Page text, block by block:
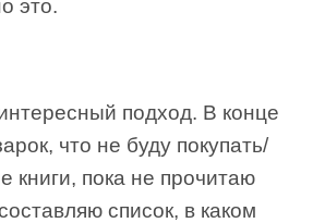
это.
подход. В конце
что не буду покупать/
книги, пока не прочитаю
список, в каком